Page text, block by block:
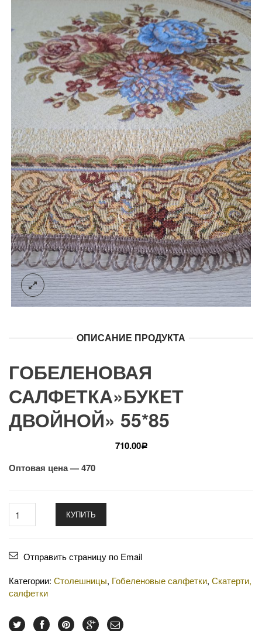
ОПИСАНИЕ ПРОДУКТА
ГОБЕЛЕНОВАЯ
САЛФЕТКА»БУКЕТ
ДВОЙНОЙ» 55*85
710.00Р
Оптовая цена — 470
КУПИТЬ
Отправить страницу по Email
Категории: Столешницы, Гобеленовые салфетки, Скатерти,
салфетки